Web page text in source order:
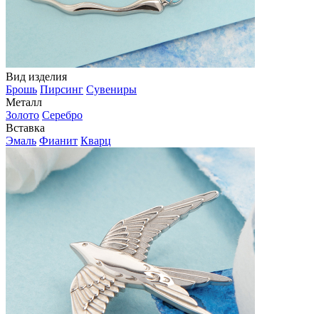
Вид изделия
Брошь Пирсинг Сувениры
Металл
Золото Серебро
Вставка
Эмаль Фианит Кварц